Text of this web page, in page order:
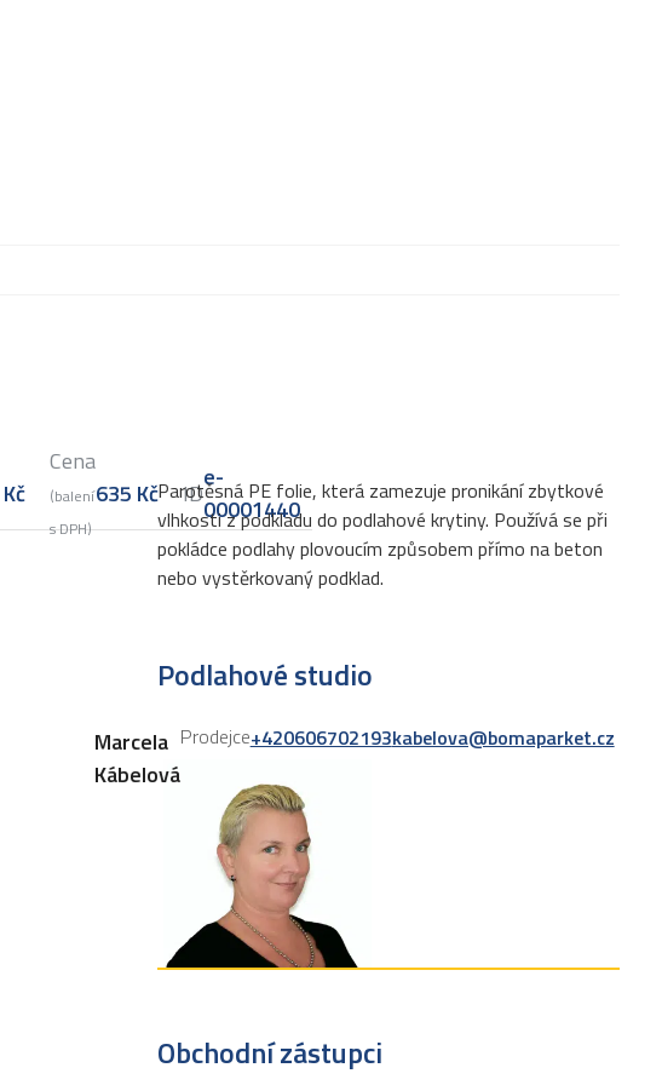
Kč
Cena
(balení
s DPH)
635 Kč IDe-
00001440
Parotěsná PE folie, která zamezuje pronikání zbytkové
vlhkosti z podkladu do podlahové krytiny. Používá se při
pokládce podlahy plovoucím způsobem přímo na beton
nebo vystěrkovaný podklad.
Podlahové studio
Marcela
Kábelová
Prodejce+420606702193kabelova@bomaparket.cz
Obchodní zástupci